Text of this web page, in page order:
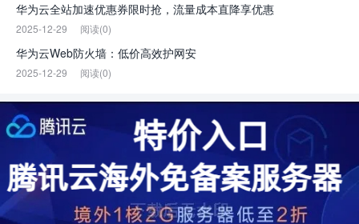
华为云全站加速优惠券限时抢，流量成本直降享优惠
2025-12-29 阅读(0)
华为云Web防火墙：低价高效护网安
2025-12-29 阅读(0)